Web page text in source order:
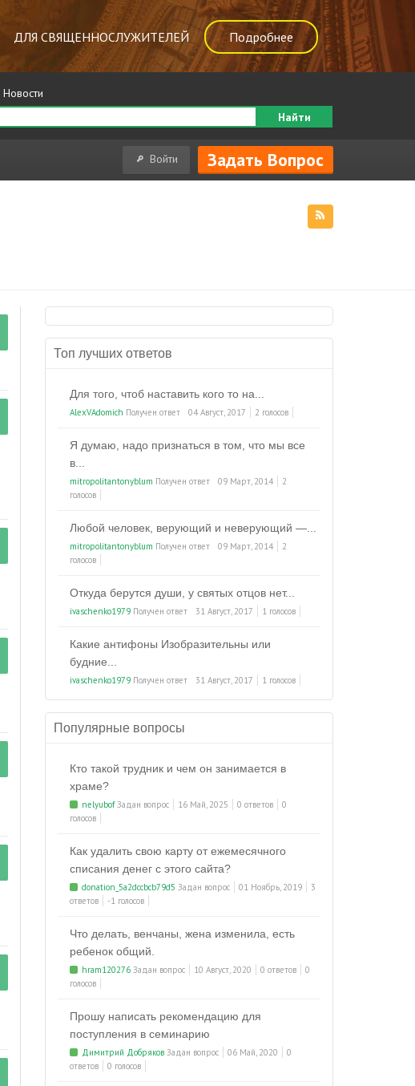
ДЛЯ СВЯЩЕННОСЛУЖИТЕЛЕЙ Подробнее
Новости
Найти
Войти Задать Вопрос
Топ лучших ответов
Для того, чтоб наставить кого то на...
AlexVAdomich Получен ответ 04 Август, 2017 2 голосов
Я думаю, надо признаться в том, что мы все
в...
mitropolitantonyblum Получен ответ 09 Март, 2014
2
голосов
Любой человек, верующий и неверующий —...
mitropolitantonyblum Получен ответ 09 Март, 2014
2
голосов
Откуда берутся души, у святых отцов нет...
ivaschenko1979 Получен ответ 31 Август, 2017 1 голосов
Какие антифоны Изобразительны или
будние...
ivaschenko1979 Получен ответ 31 Август, 2017 1 голосов
Популярные вопросы
Кто такой трудник и чем он занимается в
храме?
nelyubofЗадан вопрос 16 Май, 2025 0 ответов
0
голосов
Как удалить свою карту от ежемесячного
списания денег с этого сайта?
donation_5a2dccbcb79d5 Задан вопрос 01 Ноябрь, 2019
3
ответов
-1 голосов
Что делать, венчаны, жена изменила, есть
ребенок общий.
hram120276 Задан вопрос 10 Август, 2020 0 ответов
0
голосов
Прошу написать рекомендацию для
поступления в семинарию
Димитрий Добряков Задан вопрос 06 Май, 2020
0
ответов
0 голосов